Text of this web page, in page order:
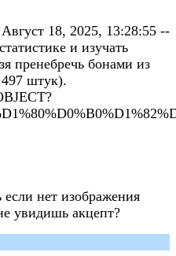
18, 2025, 13:28:55 --
и изучать
пренебречь бонами из
штук).
нет изображения
увидишь акцепт?